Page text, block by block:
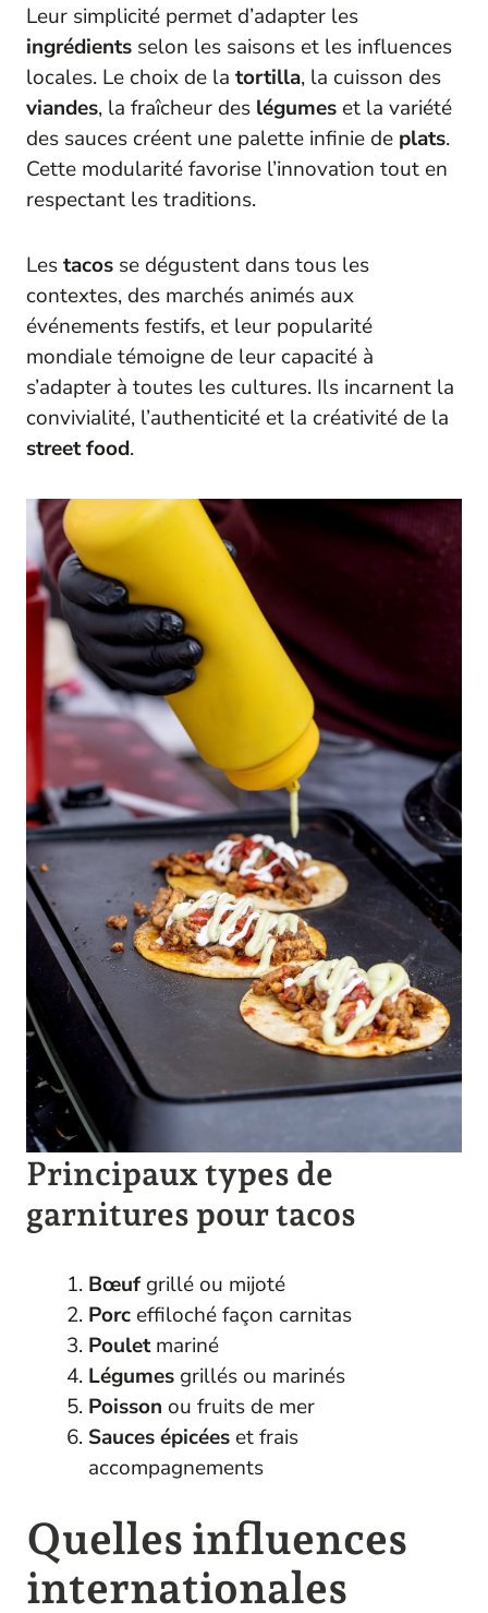
Leur simplicité permet d’adapter les
ingrédients selon les saisons et les influences
locales. Le choix de la tortilla, la cuisson des
viandes, la fraîcheur des légumes et la variété
des sauces créent une palette infinie de plats.
Cette modularité favorise l’innovation tout en
respectant les traditions.
Lestacos se dégustent dans tous les
contextes, des marchés animés aux
événements festifs, et leur popularité
mondiale témoigne de leur capacité à
s’adapter à toutes les cultures. Ils incarnent la
convivialité, l’authenticité et la créativité de la
street food.
Principaux types de
garnitures pour tacos
Bœufgrillé ou mijoté
Porc effiloché façon carnitas
Pouletmariné
Légumes grillés ou marinés
Poisson ou fruits de mer
Saucesépicées et frais
accompagnements
Quelles influences
internationales